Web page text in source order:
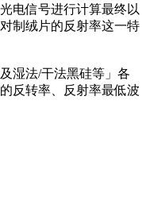
电信号进行计算最终以
制绒片的反射率这一特
湿法/干法黑硅等」各
反转率、反射率最低波